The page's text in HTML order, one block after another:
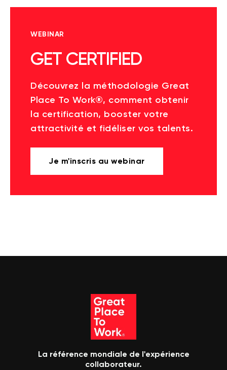
WEBINAR
GET CERTIFIED
Découvrez la méthodologie Great
Place To Work®, comment obtenir
la certification, booster votre
attractivité et fidéliser vos talents.
Je m'inscris au webinar
La référence mondiale de l'expérience
collaborateur.